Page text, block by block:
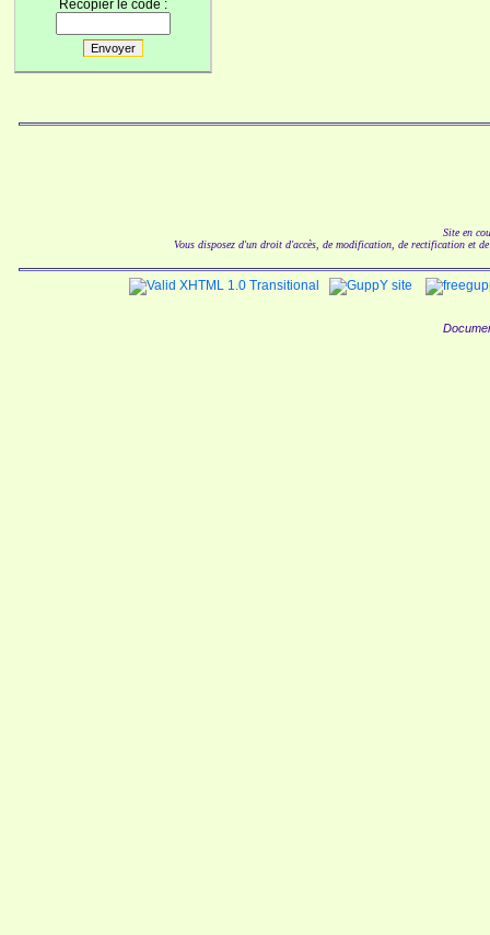
Recopier le code :
Site en
Vous disposez d'un droit d'accès, de modification, de rectification et